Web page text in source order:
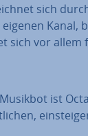
sich
Kanal,
sich vor
ist